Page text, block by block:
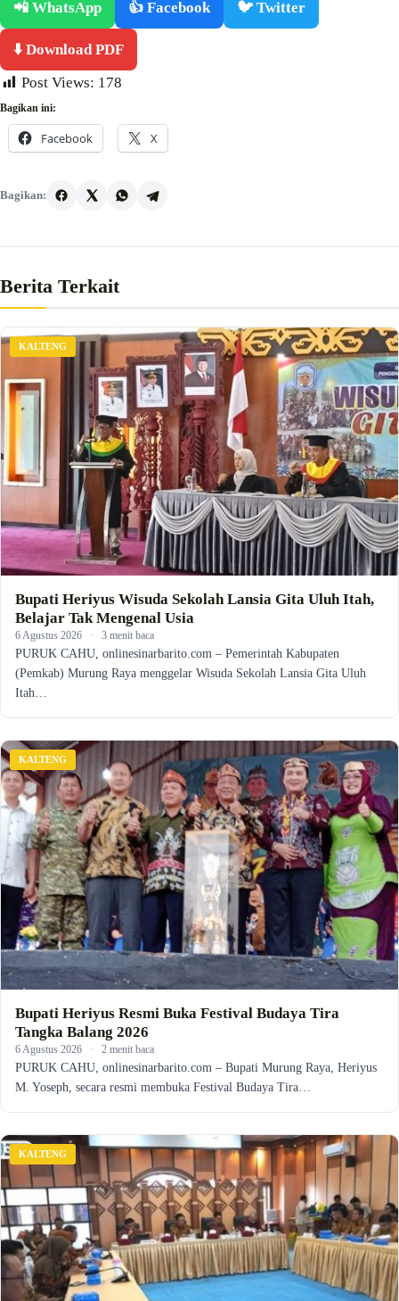
📲 WhatsApp 👍 Facebook 🐦 Twitter
⬇️ Download PDF
Post Views: 178
Bagikan ini:
Facebook X
Bagikan:
Berita Terkait
KALTENG
Bupati Heriyus Wisuda Sekolah Lansia Gita Uluh Itah,
Belajar Tak Mengenal Usia
6 Agustus 2026 · 3 menit baca
PURUK CAHU, onlinesinarbarito.com – Pemerintah Kabupaten
(Pemkab) Murung Raya menggelar Wisuda Sekolah Lansia Gita Uluh
Itah…
KALTENG
Bupati Heriyus Resmi Buka Festival Budaya Tira
Tangka Balang 2026
6 Agustus 2026 · 2 menit baca
PURUK CAHU, onlinesinarbarito.com – Bupati Murung Raya, Heriyus
M. Yoseph, secara resmi membuka Festival Budaya Tira…
KALTENG